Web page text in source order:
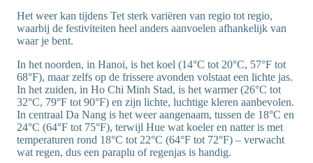
Het weer kan tijdens Tet sterk variëren van regio tot regio,
waarbij de festiviteiten heel anders aanvoelen afhankelijk van
waar je bent.
In het noorden, in Hanoi, is het koel (14°C tot 20°C, 57°F tot
68°F), maar zelfs op de frissere avonden volstaat een lichte jas.
In het zuiden, in Ho Chi Minh Stad, is het warmer (26°C tot
32°C, 79°F tot 90°F) en zijn lichte, luchtige kleren aanbevolen.
In centraal Da Nang is het weer aangenaam, tussen de 18°C en
24°C (64°F tot 75°F), terwijl Hue wat koeler en natter is met
temperaturen rond 18°C tot 22°C (64°F tot 72°F) – verwacht
wat regen, dus een paraplu of regenjas is handig.